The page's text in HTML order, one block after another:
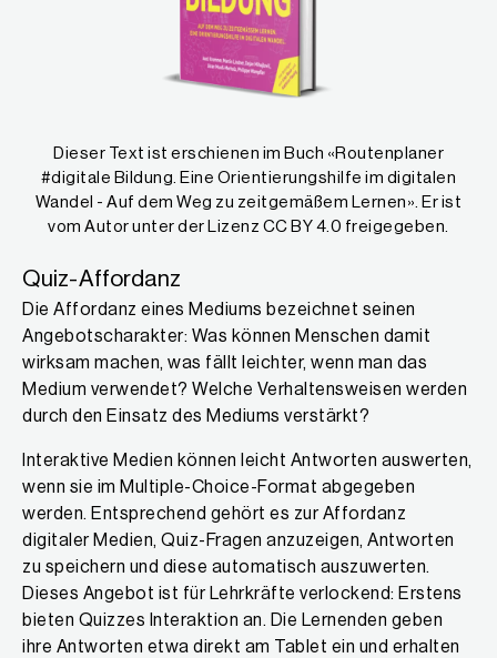
Dieser Text ist erschienen im Buch «Routenplaner
#digitale Bildung. Eine Orientierungshilfe im digitalen
Wandel - Auf dem Weg zu zeitgemäßem Lernen». Er ist
vom Autor unter der Lizenz CC BY 4.0 freigegeben.
Quiz-Affordanz
Die Affordanz eines Mediums bezeichnet seinen
Angebotscharakter: Was können Menschen damit
wirksam machen, was fällt leichter, wenn man das
Medium verwendet? Welche Verhaltensweisen werden
durch den Einsatz des Mediums verstärkt?
Interaktive Medien können leicht Antworten auswerten,
wenn sie im Multiple-Choice-Format abgegeben
werden. Entsprechend gehört es zur Affordanz
digitaler Medien, Quiz-Fragen anzuzeigen, Antworten
zu speichern und diese automatisch auszuwerten.
Dieses Angebot ist für Lehrkräfte verlockend: Erstens
bieten Quizzes Interaktion an. Die Lernenden geben
ihre Antworten etwa direkt am Tablet ein und erhalten